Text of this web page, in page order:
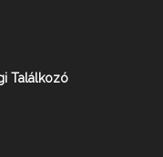
Találkozó